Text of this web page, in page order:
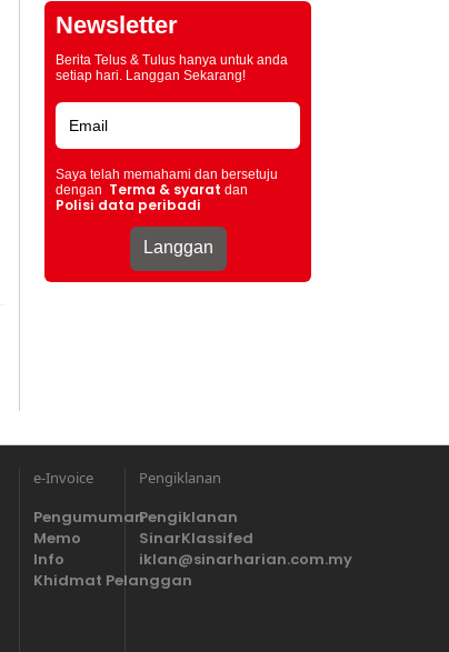
Newsletter
Berita Telus & Tulus hanya untuk anda
setiap hari. Langgan Sekarang!
Saya telah memahami dan bersetuju
dengan Terma & syarat dan
Polisi data peribadi
e-Invoice
Pengumuman
Memo
Info
Khidmat Pelanggan
Pengiklanan
Pengiklanan
SinarKlassifed
iklan@sinarharian.com.my